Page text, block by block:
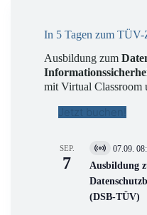
In 5 Tagen zum
Ausbildung zum
mit Virtual Classroom
Jetzt buchen!
SEP.
7
V
i
t
u
07.09.
Ausbildung
(DSB-TÜV)